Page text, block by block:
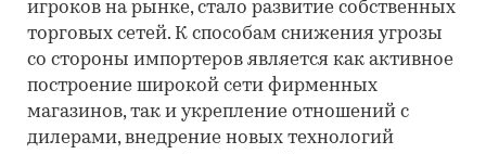
игроков на рынке, стало развитие собственных
торговых сетей. К способам снижения угрозы
со стороны импортеров является как активное
построение широкой сети фирменных
магазинов, так и укрепление отношений с
дилерами, внедрение новых технологий